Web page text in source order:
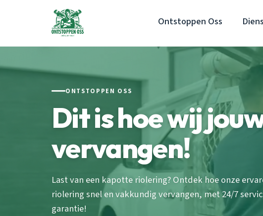
Ontstoppen Oss
ONTSTOPPEN OSS
Dit is hoe wij
vervangen!
Last van een kapotte riolering? Ontdek hoe onze
riolering snel en vakkundig vervangen, met 24/7
garantie!